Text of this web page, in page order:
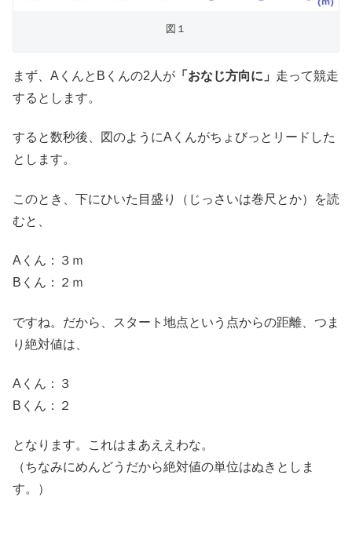
図１
まず、AくんとBくんの2人が 「おなじ方向に」 走って競走
するとします。
すると数秒後、図のようにAくんがちょびっとリードした
とします。
このとき、下にひいた目盛り（じっさいは巻尺とか）を読
むと、
Aくん：３ｍ
Bくん：２ｍ
ですね。だから、スタート地点という点からの距離、つま
り絶対値は、
Aくん：３
Bくん：２
となります。これはまあええわな。
（ちなみにめんどうだから絶対値の単位はぬきとしま
す。）